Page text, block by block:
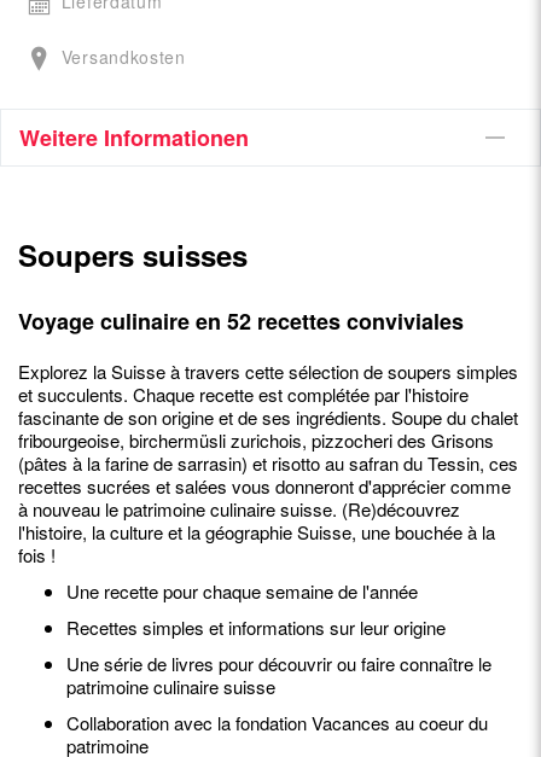
Versandkosten
Weitere Informationen
Soupers suisses
Voyage culinaire en 52 recettes conviviales
Explorez la Suisse à travers cette sélection de soupers simples
et succulents. Chaque recette est complétée par l'histoire
fascinante de son origine et de ses ingrédients. Soupe du chalet
fribourgeoise, birchermüsli zurichois, pizzocheri des Grisons
(pâtes à la farine de sarrasin) et risotto au safran du Tessin, ces
recettes sucrées et salées vous donneront d'apprécier comme
à nouveau le patrimoine culinaire suisse. (Re)découvrez
l'histoire, la culture et la géographie Suisse, une bouchée à la
fois !
Une recette pour chaque semaine de l'année
Recettes simples et informations sur leur origine
Une série de livres pour découvrir ou faire connaître le
patrimoine culinaire suisse
Collaboration avec la fondation Vacances au coeur du
patrimoine